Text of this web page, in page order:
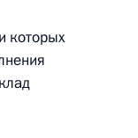
которых